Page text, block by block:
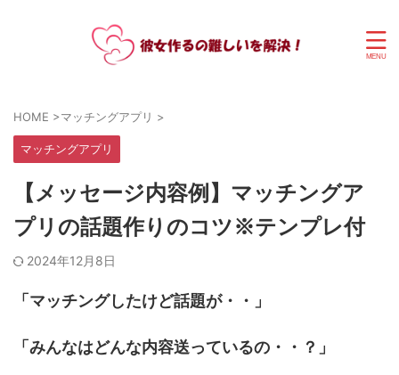
HOME >マッチングアプリ >
マッチングアプリ
【メッセージ内容例】マッチングア
プリの話題作りのコツ※テンプレ付
2024年12月8日
「マッチングしたけど話題が・・」
「みんなはどんな内容送っているの・・？」